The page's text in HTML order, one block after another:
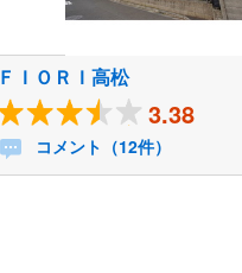
ＦＩＯＲＩ高松
3.38
コメント（12件）